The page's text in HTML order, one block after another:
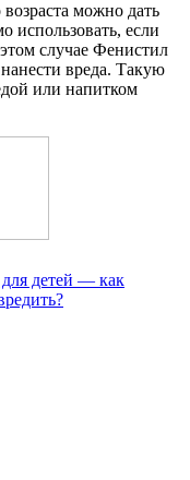
можно дать
использовать, если
случае Фенистил
вреда. Такую
или напитком
детей — как